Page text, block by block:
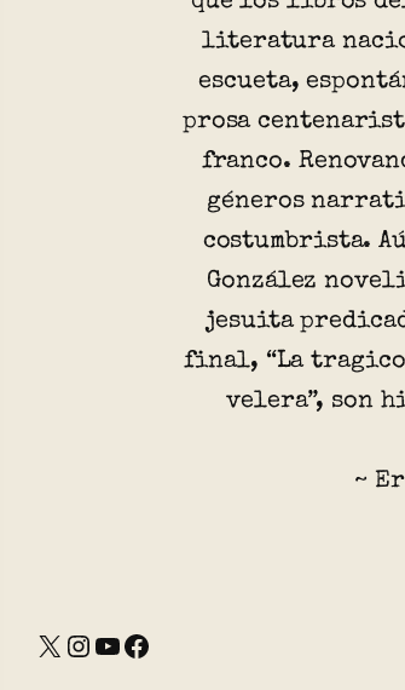
literatura
escueta,
prosa
franco.
géneros
costumbrista.
González
jesuita
final, “La
velera”, son
~
X Instagram YouTube Facebook